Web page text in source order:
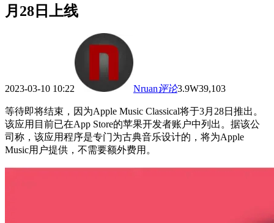
月28日上线
2023-03-10 10:22 Nruan评论3.9W39,103
等待即将结束，因为Apple Music Classical将于3月28日推出。
该应用目前已在App Store的苹果开发者账户中列出。据该公
司称，该应用程序是专门为古典音乐设计的，将为Apple
Music用户提供，不需要额外费用。